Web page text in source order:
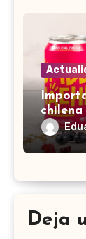
chilena
Deja